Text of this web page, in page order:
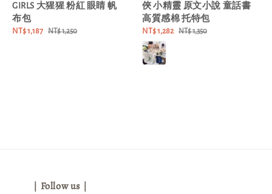
GIRLS 大猩猩 粉紅 眼睛 帆
布包
Sale
NT$ 1,187 Regular
NT$ 1,250
俠 小精靈 原文小說 童話書
高質感棉 托特包
Sale
price
NT$ 1,282 Regular
NT$ 1,350
｜Follow us｜